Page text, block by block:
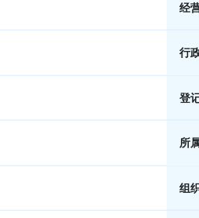
经
行
登
所
组